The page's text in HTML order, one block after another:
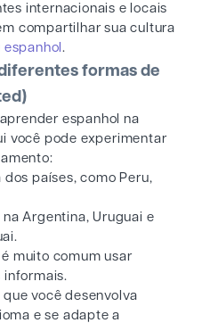
internacionais e locais
compartilhar sua cultura
.
formas de
espanhol na
você pode experimentar
dos países, como Peru,
Argentina, Uruguai e
muito comum usar
você desenvolva
e se adapte a